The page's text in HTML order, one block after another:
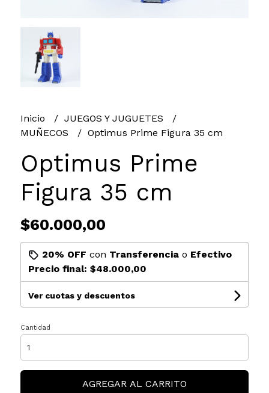
Inicio
JUEGOS Y JUGUETES
MUÑECOS
Optimus Prime Figura 35 cm
Optimus Prime
Figura 35 cm
$60.000,00
20% OFF con Transferenciao Efectivo
Precio final: $48.000,00
Ver cuotas y descuentos
Cantidad
AGREGAR AL CARRITO